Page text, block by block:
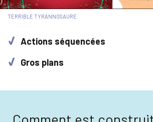
TERRIBLE TYRANNOSAURE
Actions séquencées
Gros plans